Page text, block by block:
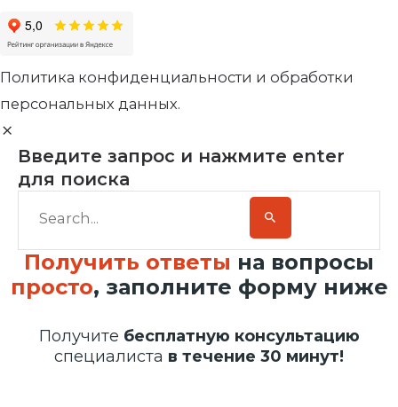
Политика конфиденциальности и обработки
персональных данных.
Введите запрос и нажмите enter
для поиска
Получить ответы на вопросы
просто, заполните форму ниже
Получите бесплатную консультацию
специалиста в течение 30 минут!